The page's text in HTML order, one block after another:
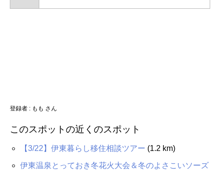
登録者 : もも さん
このスポットの近くのスポット
【3/22】伊東暮らし移住相談ツアー (1.2 km)
伊東温泉とっておき冬花火大会＆冬のよさこいソーズ